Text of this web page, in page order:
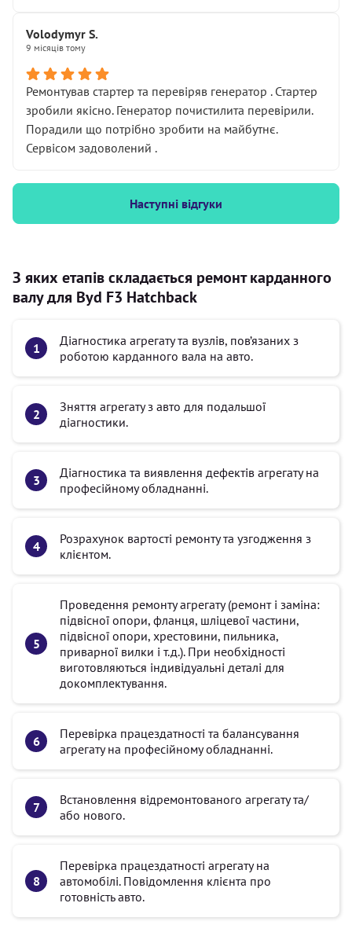
Volodymyr S.
9 місяців тому
Ремонтував стартер та перевіряв генератор . Стартер
зробили якісно. Генератор почистилита перевірили.
Порадили що потрібно зробити на майбутнє.
Сервісом задоволений .
Наступні відгуки
З яких етапів складається ремонт карданного
валу для Byd F3 Hatchback
Діагностика агрегату та вузлів, пов’язаних з
роботою карданного вала на авто.
Зняття агрегату з авто для подальшої
діагностики.
Діагностика та виявлення дефектів агрегату на
професійному обладнанні.
Розрахунок вартості ремонту та узгодження з
клієнтом.
Проведення ремонту агрегату (ремонт і заміна:
підвісної опори, фланця, шліцевої частини,
підвісної опори, хрестовини, пильника,
приварної вилки і т.д.). При необхідності
виготовляються індивідуальні деталі для
докомплектування.
Перевірка працездатності та балансування
агрегату на професійному обладнанні.
Встановлення відремонтованого агрегату та/
або нового.
Перевірка працездатності агрегату на
автомобілі. Повідомлення клієнта про
готовність авто.